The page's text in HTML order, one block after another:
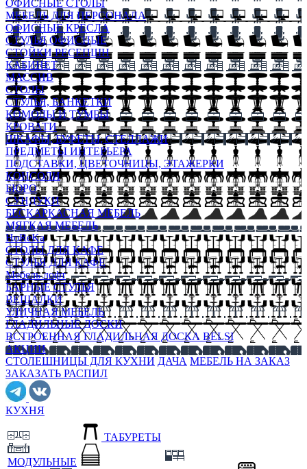
ОФИСНЫЕ СТОЛЫ
МЕБЕЛЬ ДЛЯ ПЕРСОНАЛА
ОФИСНЫЕ КРЕСЛА
СТУЛЬЯ ОФИСНЫЕ
СТОЙКИ РЕСЕПШН
КАБИНЕТ
МАССИВ
СТОЛЫ
СТУЛЬЯ, БАНКЕТКИ
КОМОДЫ И ТУМБЫ
КРОВАТИ
ШКАФЫ, БУФЕТЫ, СТЕЛЛАЖИ
ПРЕДМЕТЫ ИНТЕРЬЕРА
ПОДСТАВКИ, ЦВЕТОЧНИЦЫ, ЭТАЖЕРКИ
КОНСОЛИ
БЮРО
СУНДУКИ
БЕСКАРКАСНАЯ МЕБЕЛЬ
МЯГКАЯ МЕБЕЛЬ
HoReKa
СТОЛЫ ДЛЯ КАФЕ
СТУЛЬЯ ДЛЯ КАФЕ
Мебель лофт
БАРНЫЕ СТУЛЬЯ
ВЕШАЛКИ
УЛИЧНАЯ МЕБЕЛЬ
ГЛАДИЛЬНЫЕ ДОСКИ
ВСТРОЕННАЯ ГЛАДИЛЬНАЯ ДОСКА BELSI
АКЦИИ
СТОЛЕШНИЦЫ ДЛЯ КУХНИ ДАЧА МЕБЕЛЬ НА ЗАКАЗ
ЗАКАЗАТЬ РАСПИЛ
КУХНЯ
МОДУЛЬНЫЕ
ТАБУРЕТЫ